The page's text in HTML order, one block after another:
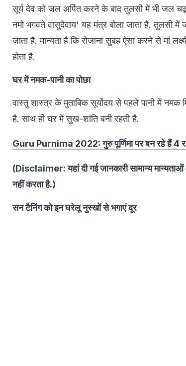
सूर्य देव को जल अर्पित करने के बाद तुलसी में भी जल
नमो भगवते वासुदेवाय' यह मंत्र बोला जाता है. तुलसी
जाता है. मान्यता है कि रोजाना सुबह ऐसा करने से मां
होता है.
घर में नमक-पानी का पोछा
वास्तु शास्त्र के मुताबिक सूर्योदय से पहले पानी में नमक
है. साथ ही घर में सुख-शांति बनी रहती है.
Guru Purnima 2022: गुरु पूर्णिमा पर बन रहे हैं 4
(Disclaimer: यहां दी गई जानकारी सामान्य मान्यताओं
नहीं करता है.)
सन टैनिंग को इन घरेलू नुस्खों से भगाएं दूर